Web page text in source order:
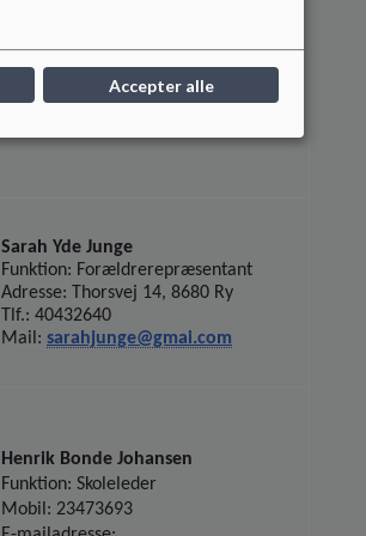
Adresse: Enghavevej 21, 8680 Ry
Tlf.: 91311478
Sarah Yde Junge
Funktion: Forældrerepræsentant
Adresse: Thorsvej 14, 8680 Ry
Tlf.: 40432640
Mail: sarahjunge@gmai.com
Henrik Bonde Johansen
Funktion: Skoleleder
Mobil: 23473693
Accepter alle